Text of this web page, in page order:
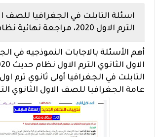
اسئلة التابلت في الجغرافيا للصف
الترم الاول 2020، مراجعة نهائية نظام حديث
أهم الأسئلة بالاجابات النموذجيه في
عامة الجغرافيا للصف الاول الثانوي الترم